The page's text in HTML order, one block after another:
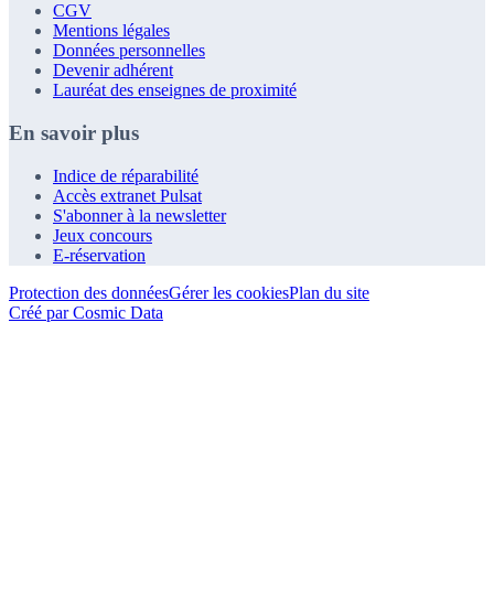
CGV
Mentions légales
Données personnelles
Devenir adhérent
Lauréat des enseignes de proximité
En savoir plus
Indice de réparabilité
Accès extranet Pulsat
S'abonner à la newsletter
Jeux concours
E-réservation
Protection des donnéesGérer les cookiesPlan du site
Créé par Cosmic Data